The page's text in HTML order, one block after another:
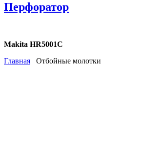
Перфоратор
Makita HR5001C
Главная
Отбойные молотки